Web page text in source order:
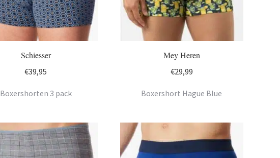
Schiesser
€39,95
Boxershorten 3 pack
Mey Heren
€29,99
Boxershort Hague Blue